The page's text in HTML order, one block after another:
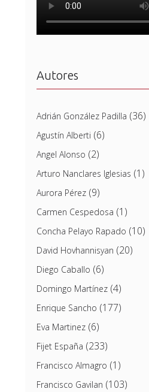
Autores
Adrián González Padilla (36)
Agustín Alberti (6)
Angel Alonso (2)
Arturo Nanclares Iglesias (1)
Aurora Pérez(9)
Carmen Cespedosa (1)
Concha Pelayo Rapado (10)
David Hovhannisyan (20)
Diego Caballo (6)
Domingo Martínez(4)
Enrique Sancho (177)
Eva Martinez(6)
Fijet España (233)
Francisco Almagro (1)
Francisco Gavilan (103)